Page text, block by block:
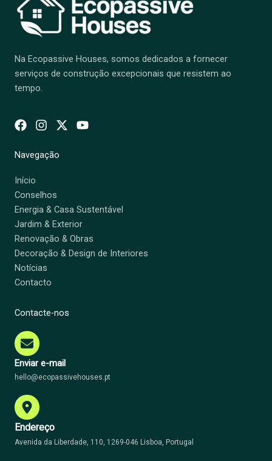
Na Ecopassive Houses, somos dedicados a fornecer
serviços de construção excepcionais que resistem ao
tempo.
Navegação
Início
Conselhos
Energia & Casa Sustentável
Jardim & Exterior
Renovação & Obras
Decoração & Design de Interiores
Notícias
Contacto
Contacte-nos
Enviar e-mail
hello@ecopassivehouses.pt
Endereço
Avenida da Liberdade, 110, 1269-046 Lisboa, Portugal